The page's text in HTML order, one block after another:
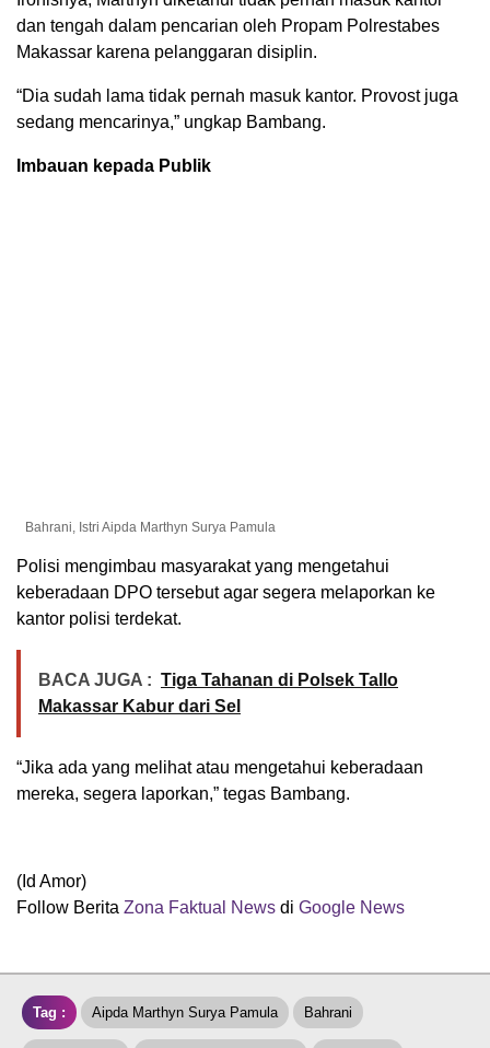
dan tengah dalam pencarian oleh Propam Polrestabes
Makassar karena pelanggaran disiplin.
“Dia sudah lama tidak pernah masuk kantor. Provost juga
sedang mencarinya,” ungkap Bambang.
Imbauan kepada Publik
Bahrani, Istri Aipda Marthyn Surya Pamula
Polisi mengimbau masyarakat yang mengetahui
keberadaan DPO tersebut agar segera melaporkan ke
kantor polisi terdekat.
BACA JUGA : Tiga Tahanan di Polsek Tallo
Makassar Kabur dari Sel
“Jika ada yang melihat atau mengetahui keberadaan
mereka, segera laporkan,” tegas Bambang.
(Id Amor)
Follow Berita Zona Faktual News di Google News
Tag : Aipda Marthyn Surya Pamula Bahrani